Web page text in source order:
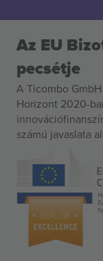
Az EU
pecsétje
A Ticombo
Horizont 2020-
számú javaslata